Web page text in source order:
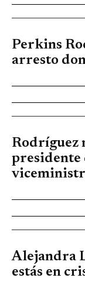
Perkins
arresto
Rodríguez
presidente
Alejandra
estás en